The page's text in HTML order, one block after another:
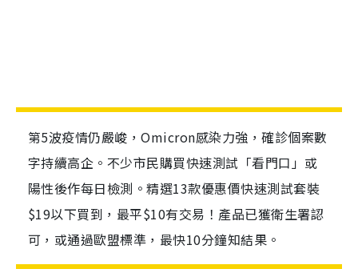
第5波疫情仍嚴峻，Omicron感染力強，確診個案數
字持續高企。不少市民購買快速測試「看門口」或
陽性後作每日檢測。精選13款優惠價快速測試套裝
$19以下買到，最平$10有交易！產品已獲衛生署認
可，或通過歐盟標準，最快10分鐘知結果。